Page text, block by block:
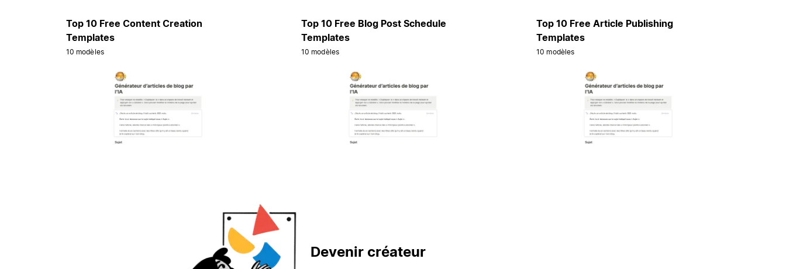
Top 10 Free Content Creation
Templates
10 modèles
Top 10 Free Blog Post Schedule
Templates
10 modèles
Top 10 Free Article Publishing
Templates
10 modèles
Devenir créateur